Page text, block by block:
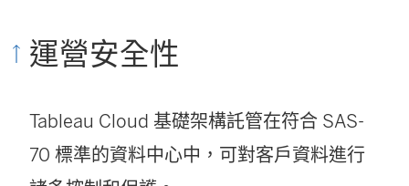
)
運營安全性
Tableau Cloud 基礎架構託管在符合 SAS-
70 標準的資料中心中，可對客戶資料進行